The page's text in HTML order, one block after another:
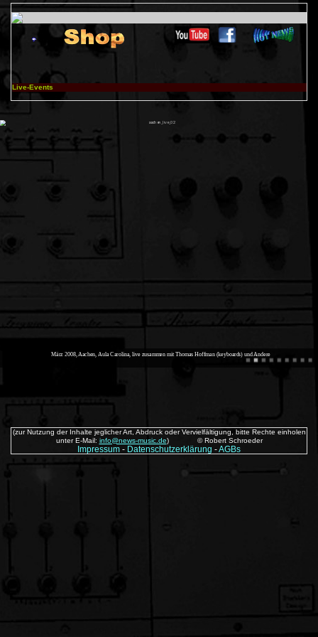
Live-Events
März 2008, Aachen, Aula Carolina, live zusammen mit Thomas Hoffman (keyboards) und Andere
(zur Nutzung der Inhalte jeglicher Art, Abdruck oder Vervielfältigung, bitte Rechte einholen
unter E-Mail: info@news-music.de) © Robert Schroeder
Impressum - Datenschutzerklärung -AGBs